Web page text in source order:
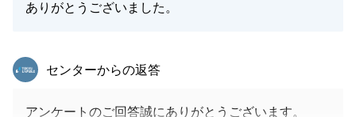
ありがとうございました。
東急リバブル
センターからの返答
アンケートのご回答誠にありがとうございます。